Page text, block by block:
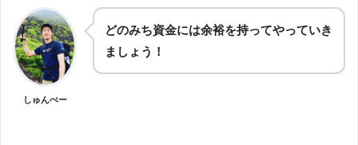
しゅんぺー
どのみち資金には余裕を持ってやっていき
ましょう！